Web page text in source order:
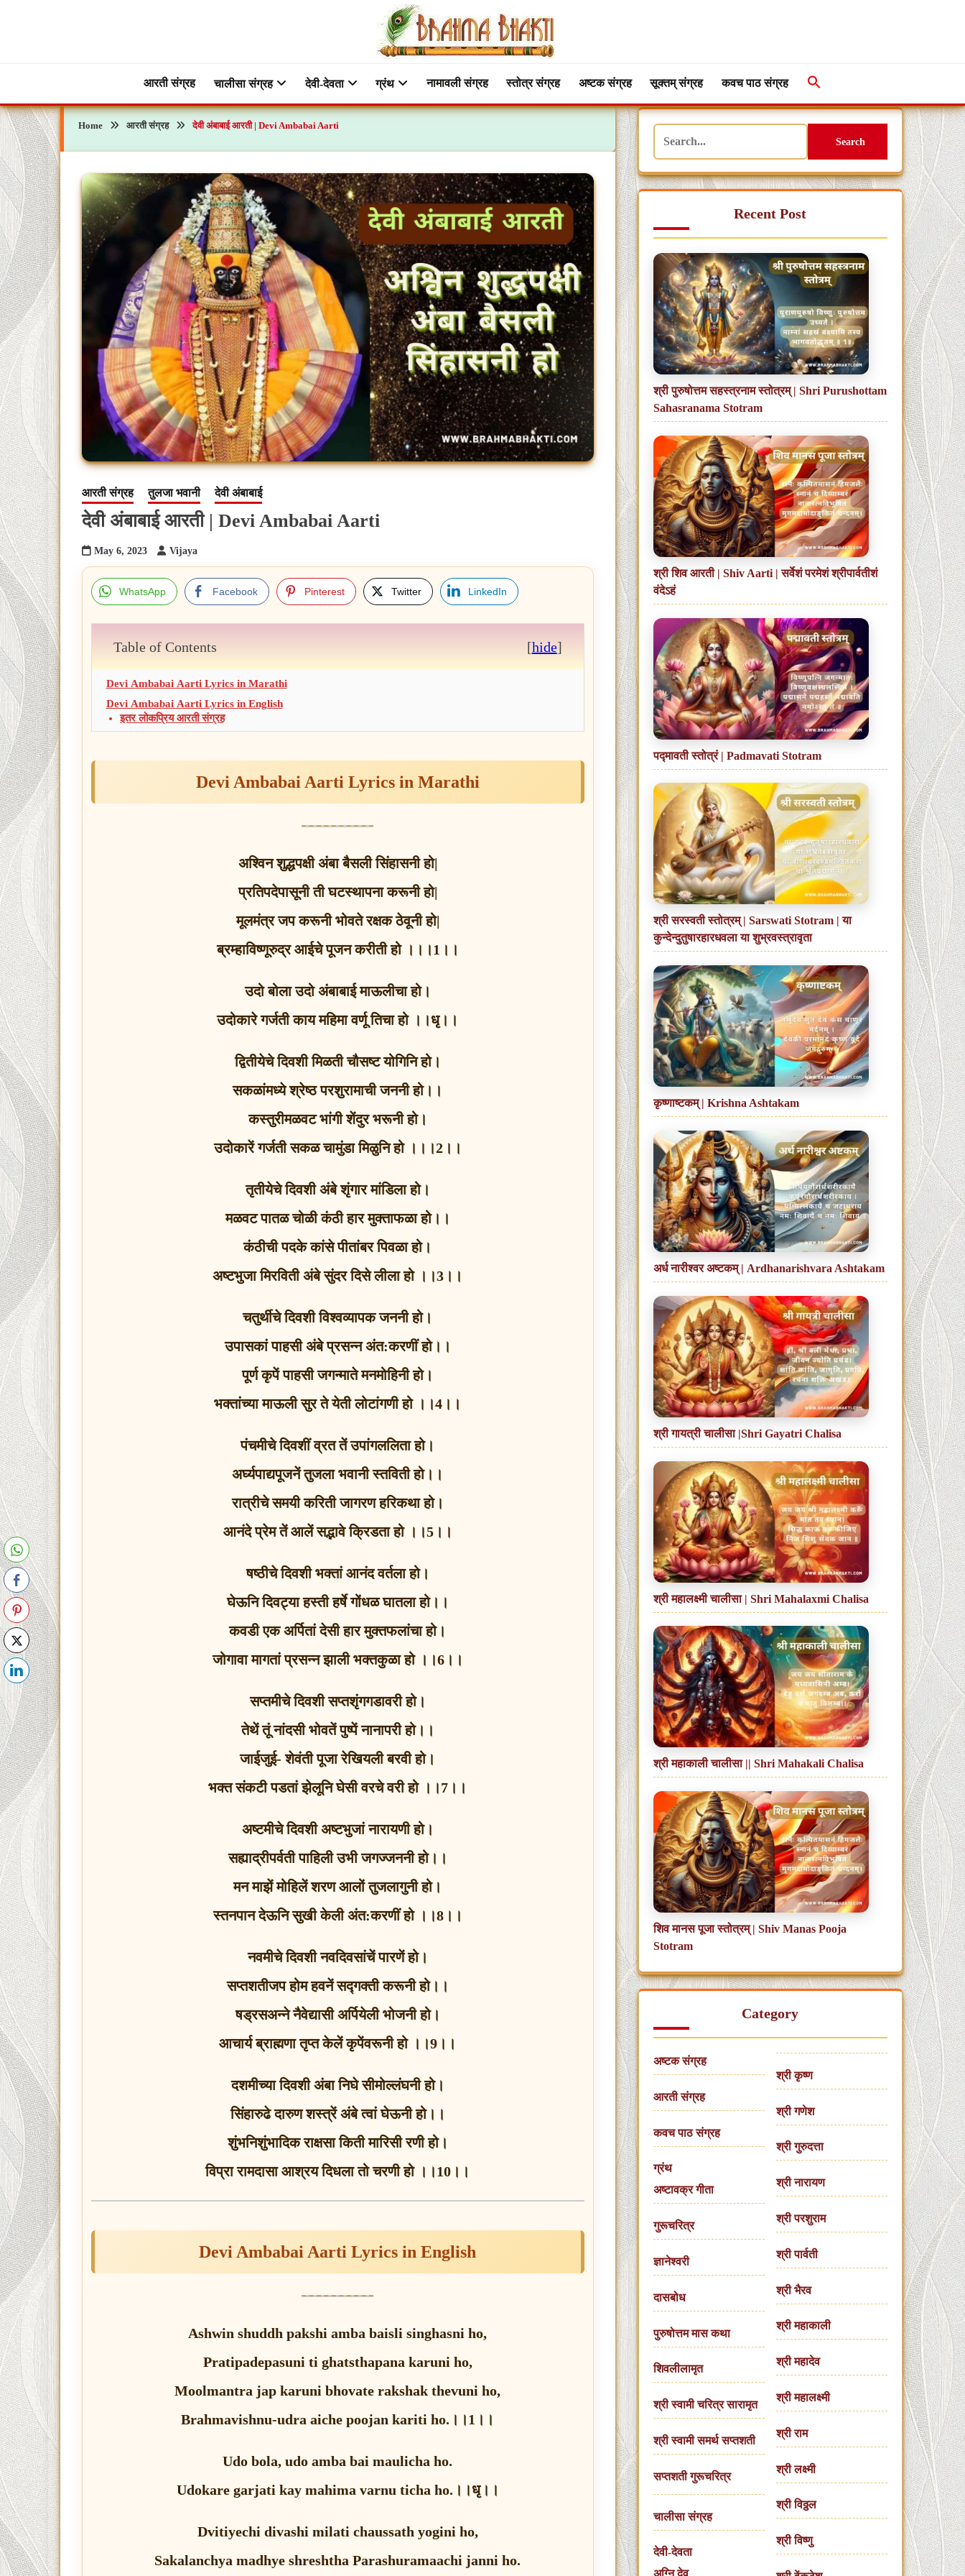
ब्रह्मभक्तीआरती संग्रह
चालीसा संग्रह देवी-देवता ग्रंथ नामावली संग्रह स्तोत्र संग्रह अष्टक संग्रह सूक्तम् संग्रह कवच पाठ संग्रह
Home आरती संग्रह देवी अंबाबाई आरती | Devi Ambabai Aarti
आरती संग्रह तुलजा भवानी देवी अंबाबाई
देवी अंबाबाई आरती | Devi Ambabai Aarti
May 6, 2023 Vijaya
WhatsApp Facebook Pinterest Twitter LinkedIn
Table of Contents [hide]
Devi Ambabai Aarti Lyrics in Marathi
Devi Ambabai Aarti Lyrics in English
इतर लोकप्रिय आरती संग्रह
Devi Ambabai Aarti Lyrics in Marathi
अश्विन शुद्धपक्षी अंबा बैसली सिंहासनी हो|
प्रतिपदेपासूनी ती घटस्थापना करूनी हो|
मूलमंत्र जप करूनी भोवते रक्षक ठेवूनी हो|
ब्रम्हाविष्णूरुद्र आईचे पूजन करीती हो ।।।1।।
उदो बोला उदो अंबाबाई माऊलीचा हो।
उदोकारे गर्जती काय महिमा वर्णू तिचा हो ।।धृ।।
द्वितीयेचे दिवशी मिळती चौसष्ट योगिनि हो।
सकळांमध्ये श्रेष्ठ परशुरामाची जननी हो।।
कस्तुरीमळवट भांगी शेंदुर भरूनी हो।
उदोकारें गर्जती सकळ चामुंडा मिळुनि हो ।।।2।।
तृतीयेचे दिवशी अंबे शृंगार मांडिला हो।
मळवट पातळ चोळी कंठी हार मुक्ताफळा हो।।
कंठीची पदके कांसे पीतांबर पिवळा हो।
अष्टभुजा मिरविती अंबे सुंदर दिसे लीला हो ।।3।।
चतुर्थीचे दिवशी विश्वव्यापक जननी हो।
उपासकां पाहसी अंबे प्रसन्न अंत:करणीं हो।।
पूर्ण कृपें पाहसी जगन्माते मनमोहिनी हो।
भक्तांच्या माऊली सुर ते येती लोटांगणी हो ।।4।।
पंचमीचे दिवशीं व्रत तें उपांगललिता हो।
अर्घ्यपाद्यपूजनें तुजला भवानी स्तविती हो।।
रात्रीचे समयी करिती जागरण हरिकथा हो।
आनंदे प्रेम तें आलें सद्भावे क्रिडता हो ।।5।।
षष्ठीचे दिवशी भक्तां आनंद वर्तला हो।
घेऊनि दिवट्या हस्ती हर्षे गोंधळ घातला हो।।
कवडी एक अर्पितां देसी हार मुक्तफलांचा हो।
जोगावा मागतां प्रसन्न झाली भक्तकुळा हो ।।6।।
सप्तमीचे दिवशी सप्तशृंगगडावरी हो।
तेथें तूं नांदसी भोवतें पुष्पें नानापरी हो।।
जाईजुई- शेवंती पूजा रेखियली बरवी हो।
भक्त संकटी पडतां झे‍लूनि घेसी वरचे वरी हो ।।7।।
अष्टमीचे दिवशी अष्टभुजां नारायणी हो।
सह्याद्रीपर्वती पाहिली उभी जगज्जननी हो।।
मन माझें मोहिलें शरण आलों तुजलागुनी हो।
स्तनपान देऊनि सुखी केली अंत:करणीं हो ।।8।।
नवमीचे दिवशी नवदिवसांचें पारणें हो।
सप्तशतीजप होम हवनें सद्गक्ती करूनी हो।।
षड्रसअन्ने नैवेद्यासी अर्पियेली भोजनी हो।
आचार्य ब्राह्मणा तृप्त केलें कृपेंवरूनी हो ।।9।।
दशमीच्या दिवशी अंबा निघे सीमोल्लंघनी हो।
सिंहारुढे दारुण शस्त्रें अंबे त्वां घेऊनी हो।।
शुंभनिशुंभादिक राक्षसा किती मारिसी रणी हो।
विप्रा रामदासा आश्रय दिधला तो चरणी हो ।।10।।
Devi Ambabai Aarti Lyrics in English
Ashwin shuddh pakshi amba baisli singhasni ho,
Pratipadepasuni ti ghatsthapana karuni ho,
Moolmantra jap karuni bhovate rakshak thevuni ho,
Brahmavishnu-udra aiche poojan kariti ho.।।1।।
Udo bola, udo amba bai maulicha ho.
Udokare garjati kay mahima varnu ticha ho.।।धृ।।
Dvitiyechi divashi milati chaussath yogini ho,
Sakalanchya madhye shreshtha Parashuramaachi janni ho.
Search
Recent Post
श्री पुरुषोत्तम सहस्त्रनाम स्तोत्रम् | Shri Purushottam
Sahasranama Stotram
श्री शिव आरती | Shiv Aarti | सर्वेशं परमेशं श्रीपार्वतीशं
वंदेऽहं
पद्मावती स्तोत्रं | Padmavati Stotram
श्री सरस्वती स्तोत्रम् | Sarswati Stotram | या
कुन्देन्दुतुषारहारधवला या शुभ्रवस्त्रावृता
कृष्णाष्टकम् | Krishna Ashtakam
अर्ध नारीश्वर अष्टकम् | Ardhanarishvara Ashtakam
श्री गायत्री चालीसा |Shri Gayatri Chalisa
श्री महालक्ष्मी चालीसा | Shri Mahalaxmi Chalisa
श्री महाकाली चालीसा || Shri Mahakali Chalisa
शिव मानस पूजा स्तोत्रम् | Shiv Manas Pooja
Stotram
Category
अष्टक संग्रह
आरती संग्रह
कवच पाठ संग्रह
ग्रंथ
अष्टावक्र गीता
गुरूचरित्र
ज्ञानेश्वरी
दासबोध
पुरुषोत्तम मास कथा
शिवलीलामृत
श्री स्वामी चरित्र सारामृत
श्री स्वामी समर्थ सप्तशती
सप्तशती गुरूचरित्र
चालीसा संग्रह
देवी-देवता
श्री कृष्ण
श्री गणेश
श्री गुरुदत्ता
श्री नारायण
श्री परशुराम
श्री पार्वती
श्री भैरव
श्री महाकाली
श्री महादेव
श्री महालक्ष्मी
श्री राम
श्री लक्ष्मी
श्री विठ्ठल
श्री विष्णु